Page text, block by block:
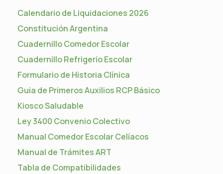
Calendario de Liquidaciones 2026
Constitución Argentina
Cuadernillo Comedor Escolar
Cuadernillo Refrigerio Escolar
Formulario de Historia Clínica
Guia de Primeros Auxilios RCP Básico
Kiosco Saludable
Ley 3400 Convenio Colectivo
Manual Comedor Escolar Celíacos
Manual de Trámites ART
Tabla de Compatibilidades